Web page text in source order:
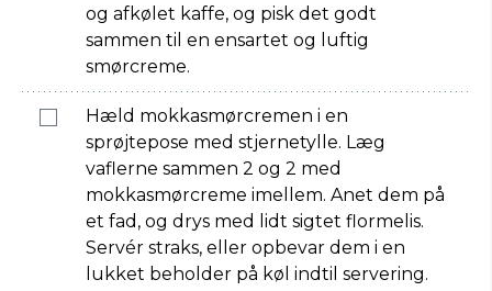
og afkølet kaffe, og pisk det godt
sammen til en ensartet og luftig
smørcreme.
Hæld mokkasmørcremen i en
sprøjtepose med stjernetylle. Læg
vaflerne sammen 2 og 2 med
mokkasmørcreme imellem. Anet dem på
et fad, og drys med lidt sigtet flormelis.
Servér straks, eller opbevar dem i en
lukket beholder på køl indtil servering.